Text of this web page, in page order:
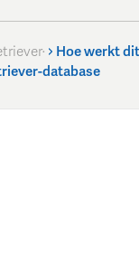
· Hoe werkt
database